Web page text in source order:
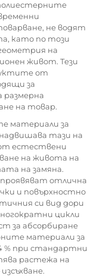
не водят
като по този
на
живот. Тези
от
за
размерна
на товар.
материали за
тази на
естествени
на живота на
на замяна.
отлична
и повърхностно
си вид дори
цикли
за абсорбиране
материали за
% при стандартни
растежа на